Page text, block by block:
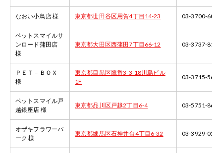
なおい小鳥店 様 東京都世田谷区用賀4丁目14-23 03-3700-6081
ペットスマイルサ
ンロード蒲田店
様
東京都大田区西蒲田7丁目66-12 03-3737-8106
ＰＥＴ－ＢＯＸ
様
東京都目黒区鷹番3-3-18川島ビル
1F
03-3715-5686
ペットスマイル戸
越銀座店 様
東京都品川区戸越2丁目6-4 03-5751-8697
オザキフラワーパ
ーク 様
東京都練馬区石神井台4丁目6-32 03-3929-0544